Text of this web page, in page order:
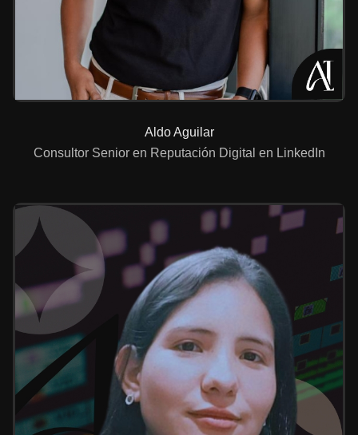
Aldo Aguilar
Consultor Senior en Reputación Digital en LinkedIn